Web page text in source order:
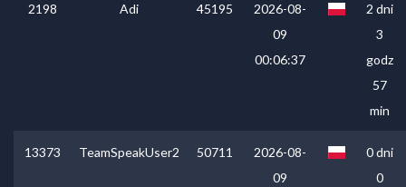
2198 Adi 45195
2026-08-
09
00:06:37
2 dni
3
godz
57
min
13373 TeamSpeakUser2 50711
2026-08-
09
0 dni
0